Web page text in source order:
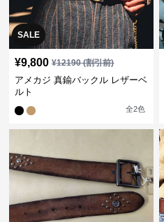
SALE
¥9,800 ¥12190(割引前)
アメカジ 真鍮バックル レザーベ
ルト
全2色